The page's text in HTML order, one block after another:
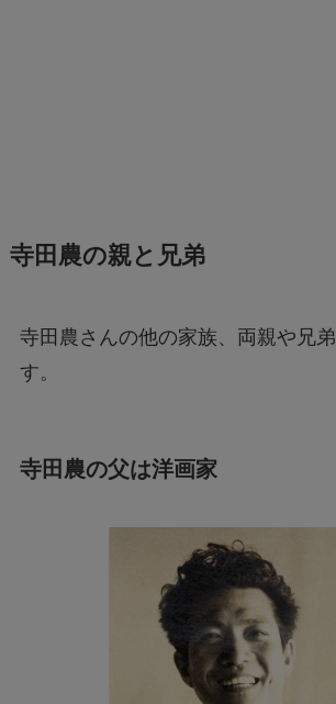
寺田農の親と兄弟
寺田農さんの他の家族、両親や兄
す。
寺田農の父は洋画家